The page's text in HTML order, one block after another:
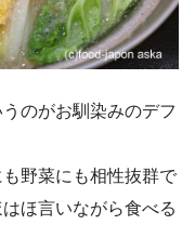
のがお馴染みのデフ
野菜にも相性抜群で
ほ言いながら食べる